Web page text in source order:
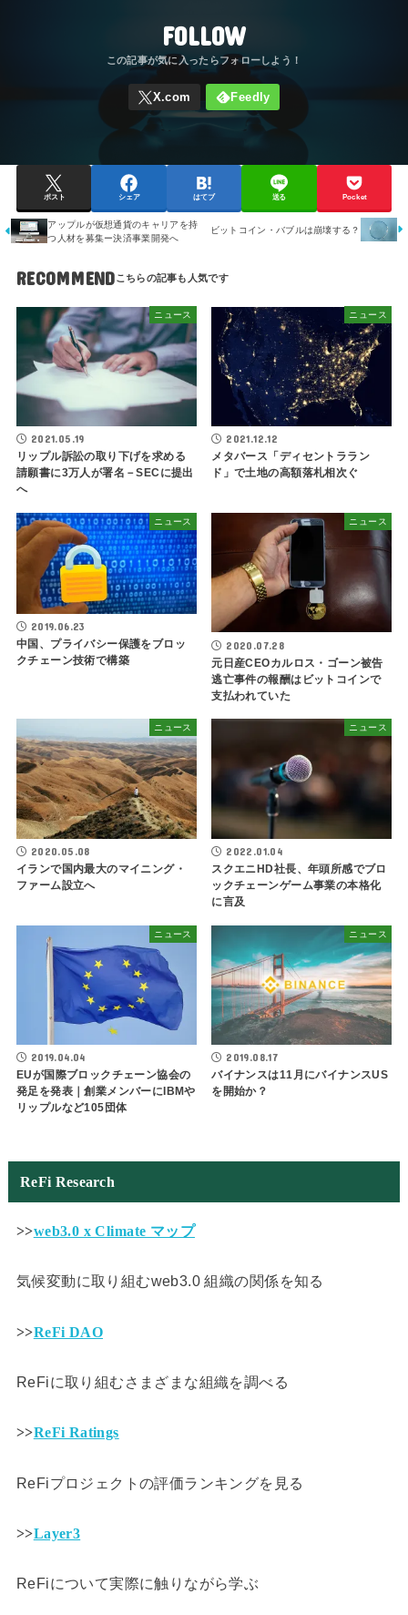
FOLLOW
ポスト シェア はてブ 送る Pocket
アップルが仮想通貨のキャリアを持
つ人材を募集ー決済事業開発へ
ビットコイン・バブルは崩壊する？
RECOMMEND
ニュース
2021.05.19
リップル訴訟の取り下げを求める
請願書に3万人が署名－SECに提出
へ
ニュース
2021.12.12
メタバース「ディセントララン
ド」で土地の高額落札相次ぐ
ニュース
2019.06.23
中国、プライバシー保護をブロッ
クチェーン技術で構築
ニュース
2020.07.28
元日産CEOカルロス・ゴーン被告
逃亡事件の報酬はビットコインで
支払われていた
ニュース
2020.05.08
イランで国内最大のマイニング・
ファーム設立へ
ニュース
2022.01.04
スクエニHD社長、年頭所感でブロ
ックチェーンゲーム事業の本格化
に言及
ニュース
2019.04.04
EUが国際ブロックチェーン協会の
発足を発表｜創業メンバーにIBMや
リップルなど105団体
ニュース
2019.08.17
バイナンスは11月にバイナンスUS
を開始か？
ReFi Research
>>web3.0 x Climate マップ
気候変動に取り組むweb3.0 組織の関係を知る
>>ReFi DAO
ReFiに取り組むさまざまな組織を調べる
>>ReFi Ratings
ReFiプロジェクトの評価ランキングを見る
>>Layer3
ReFiについて実際に触りながら学ぶ